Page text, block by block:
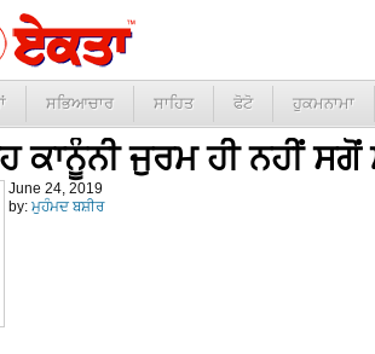
ਸਭਿਆਚਾਰ ਸਾਹਿਤ ਫੋਟੋ ਹੁਕਮਨਾਮਾ
ਕਾਨੂੰਨੀ ਜੁਰਮ ਹੀ ਨਹੀਂ ਸਗੋਂ
June 24, 2019
by: ਮੁਹੰਮਦ ਬਸ਼ੀਰ